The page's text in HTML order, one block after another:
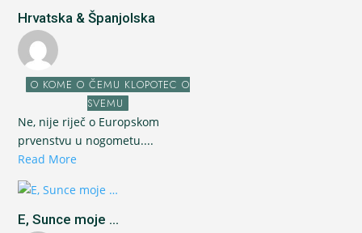
Hrvatska & Španjolska
O KOME O ČEMU KLOPOTEC O
SVEMU
Ne, nije riječ o Europskom
prvenstvu u nogometu....
Read More
E, Sunce moje ...